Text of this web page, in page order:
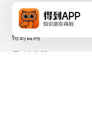
1.10.4 OSGI
第2章 Java基础
相关链接：
得到官网